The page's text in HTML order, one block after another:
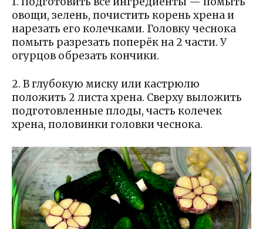
овощи, зелень, почистить корень хрена и
нарезать его колечками. Головку чеснока
помыть разрезать поперёк на 2 части. У
огурцов обрезать кончики.
2. В глубокую миску или кастрюлю
положить 2 листа хрена. Сверху выложить
подготовленные плоды, часть колечек
хрена, половинки головки чеснока.